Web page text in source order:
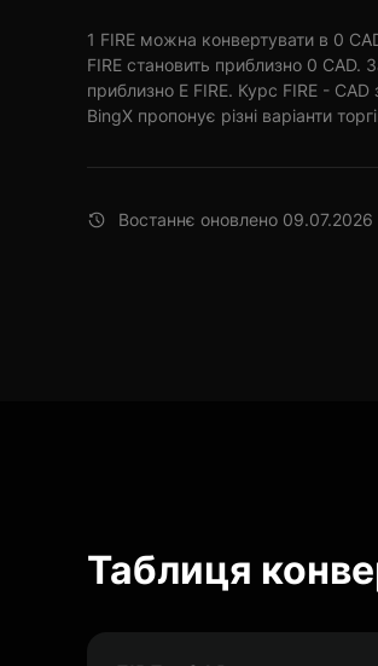
1 FIRE можна конвертувати в 0
FIRE становить приблизно 0
приблизно E FIRE. Курс FIRE -
BingX пропонує різні варіанти
Востаннє оновлено
Таблиця